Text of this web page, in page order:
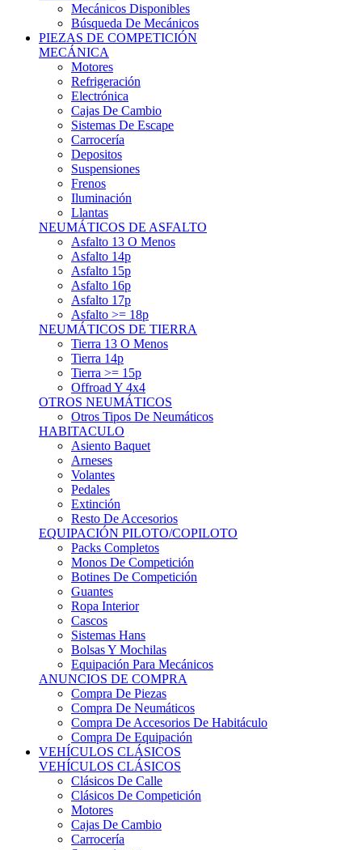
Mecánicos Disponibles
Búsqueda De Mecánicos
PIEZAS DE COMPETICIÓN
MECÁNICA
Motores
Refrigeración
Electrónica
Cajas De Cambio
Sistemas De Escape
Carrocería
Depositos
Suspensiones
Frenos
Iluminación
Llantas
NEUMÁTICOS DE ASFALTO
Asfalto 13 O Menos
Asfalto 14p
Asfalto 15p
Asfalto 16p
Asfalto 17p
Asfalto >= 18p
NEUMÁTICOS DE TIERRA
Tierra 13 O Menos
Tierra 14p
Tierra >= 15p
Offroad Y 4x4
OTROS NEUMÁTICOS
Otros Tipos De Neumáticos
HABITACULO
Asiento Baquet
Arneses
Volantes
Pedales
Extinción
Resto De Accesorios
EQUIPACIÓN PILOTO/COPILOTO
Packs Completos
Monos De Competición
Botines De Competición
Guantes
Ropa Interior
Cascos
Sistemas Hans
Bolsas Y Mochilas
Equipación Para Mecánicos
ANUNCIOS DE COMPRA
Compra De Piezas
Compra De Neumáticos
Compra De Accesorios De Habitáculo
Compra De Equipación
VEHÍCULOS CLÁSICOS
VEHÍCULOS CLÁSICOS
Clásicos De Calle
Clásicos De Competición
Motores
Cajas De Cambio
Carrocería